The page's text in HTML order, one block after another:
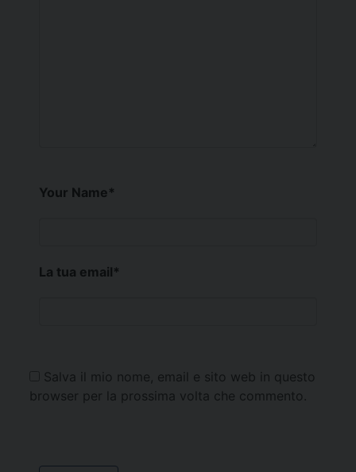
Your Name*
La tua email*
Salva il mio nome, email e sito web in questo
browser per la prossima volta che commento.